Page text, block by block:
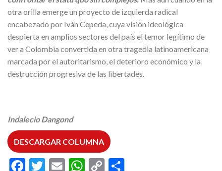
otra orilla emerge un proyecto de izquierda radical
encabezado por Iván Cepeda, cuya visión ideológica
despierta en amplios sectores del país el temor legítimo de
ver a Colombia convertida en otra tragedia latinoamericana
marcada por el autoritarismo, el deterioro económico y la
destrucción progresiva de las libertades.
Indalecio Dangond
DESCARGAR COLUMNA
Facebook
Twitter
EmailWhatsApp
Copy